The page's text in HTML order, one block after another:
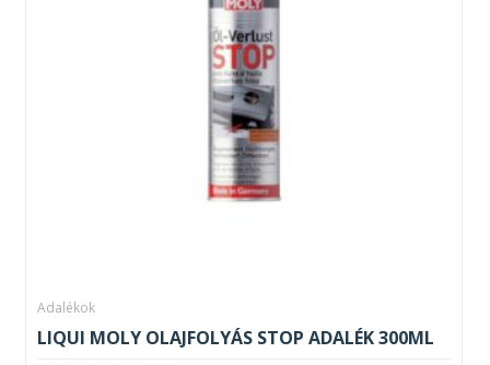
Adalékok
LIQUI MOLY OLAJFOLYÁS STOP ADALÉK 300ML